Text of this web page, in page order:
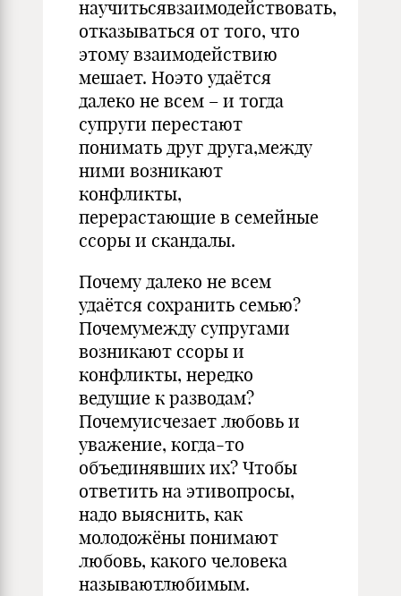
научитьсявзаимодействовать,
отказываться от того, что
этому взаимодействию
мешает. Ноэто удаётся
далеко не всем – и тогда
супруги перестают
понимать друг друга,между
ними возникают
конфликты,
перерастающие в семейные
ссоры и скандалы.
Почему далеко не всем
удаётся сохранить семью?
Почемумежду супругами
возникают ссоры и
конфликты, нередко
ведущие к разводам?
Почемуисчезает любовь и
уважение, когда-то
объединявших их? Чтобы
ответить на этивопросы,
надо выяснить, как
молодожёны понимают
любовь, какого человека
называютлюбимым.